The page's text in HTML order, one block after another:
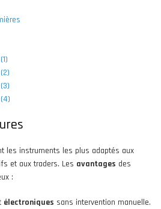
les instruments les plus adaptés aux
et aux traders. Les avantages des
:
électroniques sans intervention manuelle.